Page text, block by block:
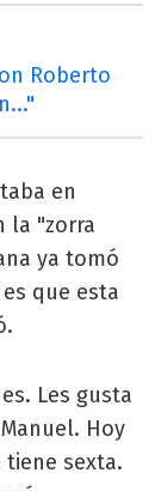
Roberto
en
la "zorra
ya tomó
que esta
Les gusta
Hoy
sexta.